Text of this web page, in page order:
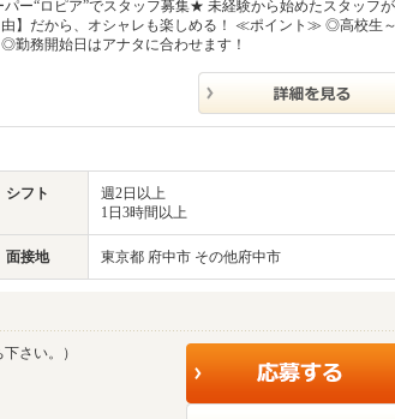
ー“ロピア”でスタッフ募集★ 未経験から始めたスタッフが
由】だから、オシャレも楽しめる！ ≪ポイント≫ ◎高校生
勤務開始日はアナタに合わせます！
シフト
週2日以上
1日3時間以上
面接地 東京都 府中市 その他府中市
さい。）